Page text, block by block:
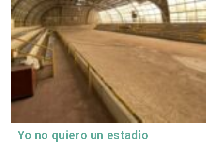
Yo no quiero un estadio